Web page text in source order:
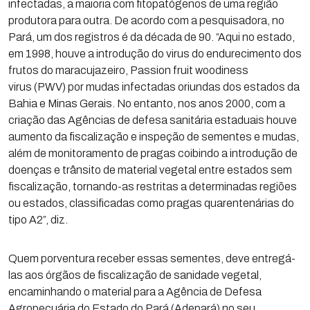
infectadas, a maioria com fitopatógenos de uma região
produtora para outra. De acordo com a pesquisadora, no
Pará, um dos registros é da década de 90. “Aqui no estado,
em 1998, houve a introdução do virus do endurecimento dos
frutos do maracujazeiro, Passion fruit woodiness
virus (PWV) por mudas infectadas oriundas dos estados da
Bahia e Minas Gerais. No entanto, nos anos 2000, com a
criação das Agências de defesa sanitária estaduais houve
aumento da fiscalização e inspeção de sementes e mudas,
além de monitoramento de pragas coibindo a introdução de
doenças e trânsito de material vegetal entre estados sem
fiscalização, tornando-as restritas a determinadas regiões
ou estados, classificadas como pragas quarentenárias do
tipo A2”, diz.
Quem porventura receber essas sementes, deve entregá-
las aos órgãos de fiscalização de sanidade vegetal,
encaminhando o material para a Agência de Defesa